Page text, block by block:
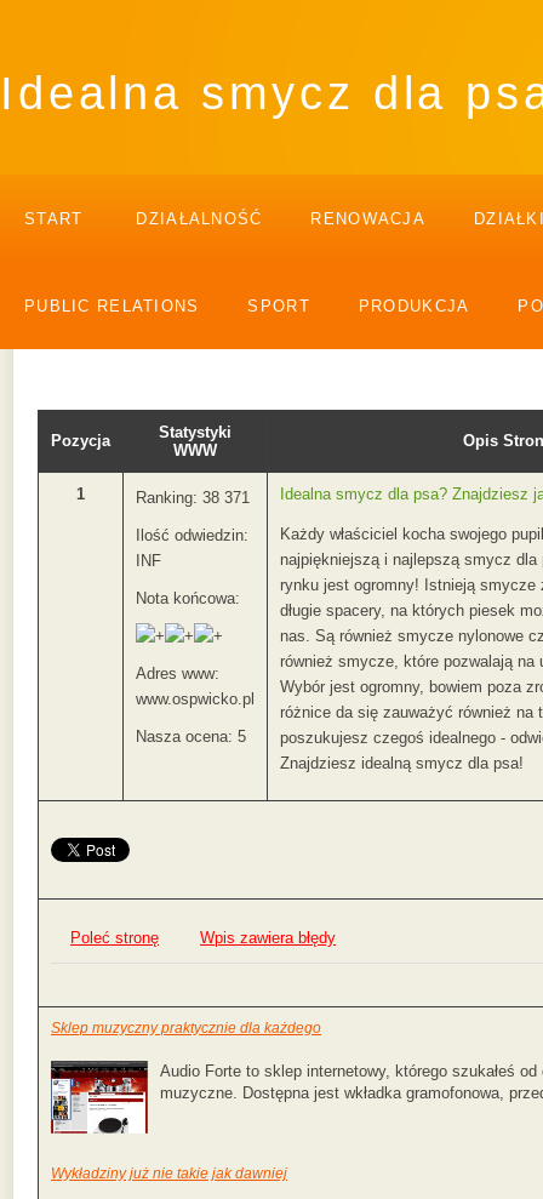
Idealna smycz dla
START DZIAŁALNOŚĆ RENOWACJA
PUBLIC RELATIONS SPORT PRODUKCJA
Pozycja
Statystyki
WWW
Opis
1 Ranking: 38 371
Ilość odwiedzin:
INF
Nota końcowa:
Adres www:
www.ospwicko.pl
Nasza ocena: 5
Idealna smycz dla psa? Znajdziesz
Każdy właściciel kocha swojego
najpiękniejszą i najlepszą smycz
rynku jest ogromny! Istnieją smycze
długie spacery, na których piesek
nas. Są również smycze nylonowe
również smycze, które pozwalają na
Wybór jest ogromny, bowiem poza
różnice da się zauważyć również
poszukujesz czegoś idealnego -
Znajdziesz idealną smycz dla psa!
Poleć stronę Wpis zawiera błędy
Sklep muzyczny praktycznie dla każdego
Audio Forte to sklep internetowy, którego szukałeś
muzyczne. Dostępna jest wkładka gramofonowa,
Wykładziny już nie takie jak dawniej